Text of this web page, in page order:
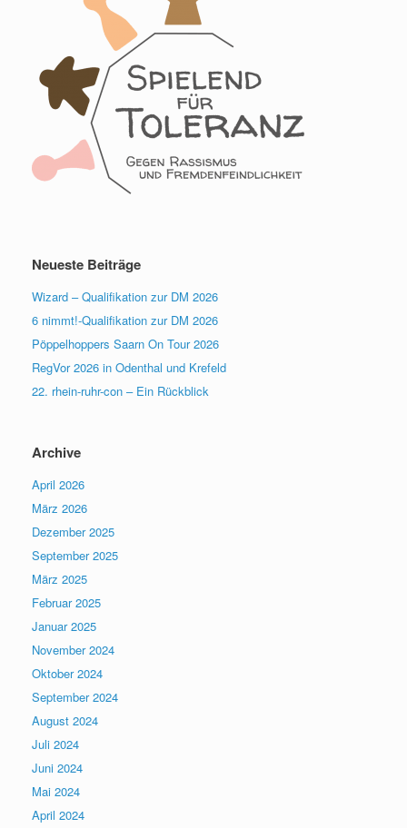
Neueste Beiträge
Wizard – Qualifikation zur DM 2026
6 nimmt!-Qualifikation zur DM 2026
Pöppelhoppers Saarn On Tour 2026
RegVor 2026 in Odenthal und Krefeld
22. rhein-ruhr-con – Ein Rückblick
Archive
April 2026
März 2026
Dezember 2025
September 2025
März 2025
Februar 2025
Januar 2025
November 2024
Oktober 2024
September 2024
August 2024
Juli 2024
Juni 2024
Mai 2024
April 2024